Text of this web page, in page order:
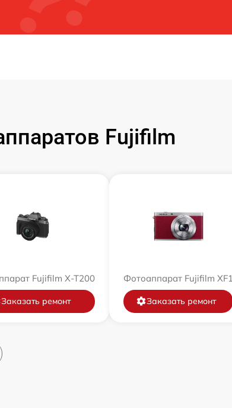
Fujifilm
Fujifilm X-T200
Заказать ремонт
Фотоаппарат Fujifilm XF1
Заказать ремонт